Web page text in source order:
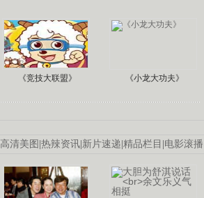
《竞技大联盟》 《小龙大功夫》
高清美图 |热辣资讯|新片速递|精品栏目 |电影滚播